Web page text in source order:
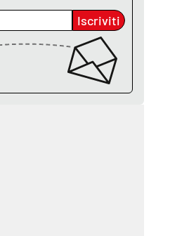
Iscriviti